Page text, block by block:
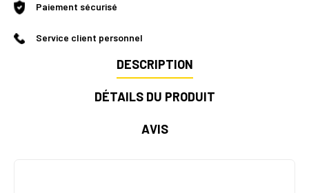
Paiement sécurisé
Service client personnel
DESCRIPTION
DÉTAILS DU PRODUIT
AVIS